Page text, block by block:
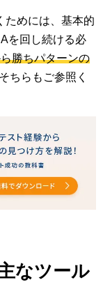
ためには、基本的
を回し続ける必
勝ちパターンの
ちらもご参照く
なツール